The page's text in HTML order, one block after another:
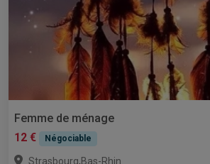
Femme de ménage
12 €
Négociable
Strasbourg,Bas-Rhin